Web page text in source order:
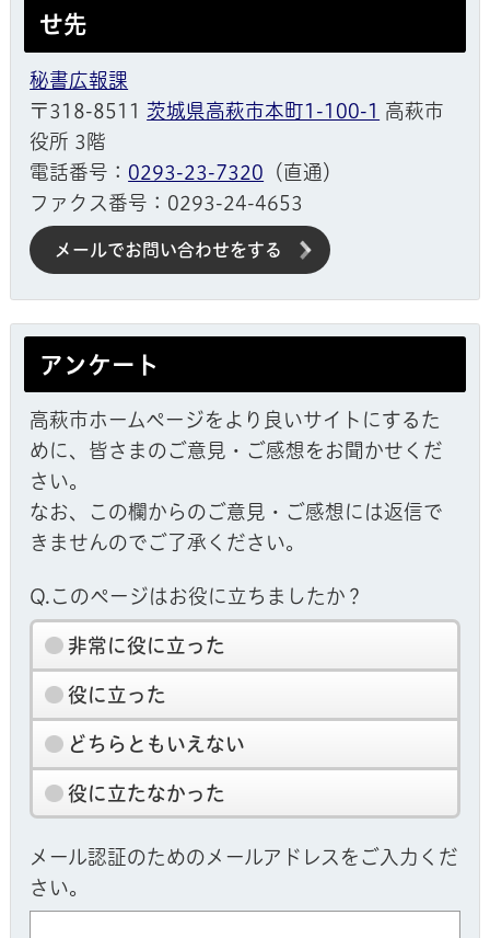
せ先
秘書広報課
〒318-8511 茨城県高萩市本町1-100-1 高萩市
役所 3階
電話番号： 0293-23-7320 （直通）
ファクス番号：0293-24-4653
メールでお問い合わせをする
アンケート
高萩市ホームページをより良いサイトにするた
めに、皆さまのご意見・ご感想をお聞かせくだ
さい。
なお、この欄からのご意見・ご感想には返信で
きませんのでご了承ください。
Q.このページはお役に立ちましたか？
非常に役に立った
役に立った
どちらともいえない
役に立たなかった
メール認証のためのメールアドレスをご入力くだ
さい。